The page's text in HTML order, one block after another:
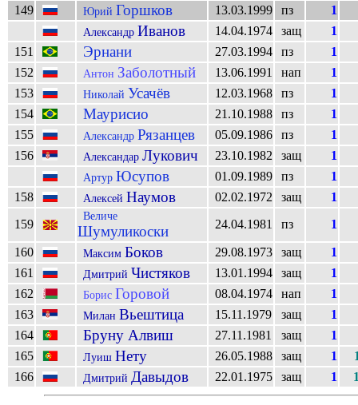
149
Юрий Горшков 13.03.1999 пз 1
Александр Иванов 14.04.1974 защ
1
151
Эрнани 27.03.1994 пз
1
152
Антон Заболотный 13.06.1991 нап
1
153
Николай Усачёв 12.03.1968 пз
1
154
Маурисио 21.10.1988 пз
1
155
Александр Рязанцев 05.09.1986 пз
1
156
Александар Лукович 23.10.1982 защ 1
Артур Юсупов 01.09.1989 пз
1
158
Алексей Наумов 02.02.1972 защ
1
159
Величе
Шумуликоски 24.04.1981 пз 1
160 Максим Боков 29.08.1973 защ
1
161
Дмитрий Чистяков 13.01.1994 защ
1
162
Борис Горовой 08.04.1974 нап
1
163
Милан Вьештица 15.11.1979 защ
1
164
Бруну Алвиш 27.11.1981 защ
1
165
Луиш Нету 26.05.1988 защ 1
166
Дмитрий Давыдов 22.01.1975 защ 1